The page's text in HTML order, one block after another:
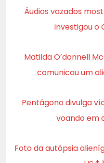
Áudios vazados
investigou o
Matilda O’donnell
comunicou um
Pentágono divulga
voando em
Foto da autópsia